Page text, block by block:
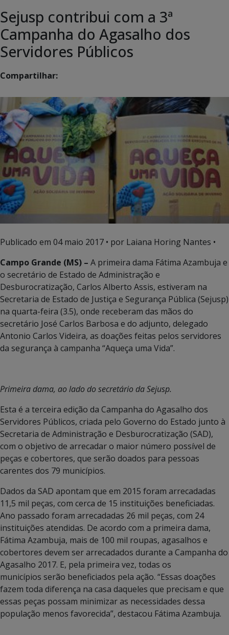
Sejusp contribui com a 3ª
Campanha do Agasalho dos
Servidores Públicos
Compartilhar:
Publicado em 04 maio 2017 • por Laiana Horing Nantes •
Campo Grande (MS) – A primeira dama Fátima Azambuja e
o secretário de Estado de Administração e
Desburocratização, Carlos Alberto Assis, estiveram na
Secretaria de Estado de Justiça e Segurança Pública (Sejusp)
na quarta-feira (3.5), onde receberam das mãos do
secretário José Carlos Barbosa e do adjunto, delegado
Antonio Carlos Videira, as doações feitas pelos servidores
da segurança à campanha “Aqueça uma Vida”.
Primeira dama, ao lado do secretário da Sejusp.
Esta é a terceira edição da Campanha do Agasalho dos
Servidores Públicos, criada pelo Governo do Estado junto à
Secretaria de Administração e Desburocratização (SAD),
com o objetivo de arrecadar o maior número possível de
peças e cobertores, que serão doados para pessoas
carentes dos 79 municípios.
Dados da SAD apontam que em 2015 foram arrecadadas
11,5 mil peças, com cerca de 15 instituições beneficiadas.
Ano passado foram arrecadadas 26 mil peças, com 24
instituições atendidas. De acordo com a primeira dama,
Fátima Azambuja, mais de 100 mil roupas, agasalhos e
cobertores devem ser arrecadados durante a Campanha do
Agasalho 2017. E, pela primeira vez, todas os
municípios serão beneficiados pela ação. “Essas doações
fazem toda diferença na casa daqueles que precisam e que
essas peças possam minimizar as necessidades dessa
população menos favorecida”, destacou Fátima Azambuja.